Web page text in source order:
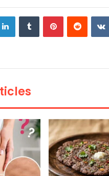
ts
ai p
n
ar
LinkedInTumblrPinterestReddit